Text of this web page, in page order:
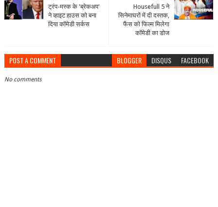
Housefull 5 ने
सिनेमाघरों में दी दस्तक,
फैंस को फिल्म मिलेगा
कॉमेडी का डोज
ट्रंप-मस्क के 'ब्रेकअप'
ने व्हाइट हाउस को बना
दिया कॉमेडी सर्कस
POST A COMMENT BLOGGER DISQUS FACEBOOK
No comments